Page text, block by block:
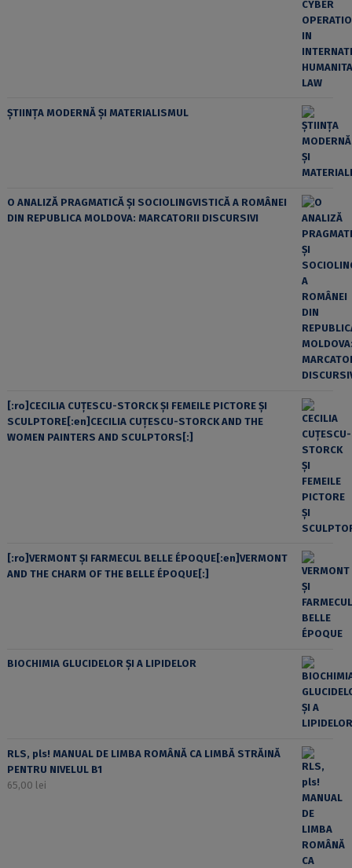
ȘTIINȚA MODERNĂ ȘI MATERIALISMUL
O ANALIZĂ PRAGMATICĂ ȘI SOCIOLINGVISTICĂ A ROMÂNEI
DIN REPUBLICA MOLDOVA: MARCATORII DISCURSIVI
[:ro]CECILIA CUŢESCU-STORCK ŞI FEMEILE PICTORE ŞI
SCULPTORE[:en]CECILIA CUŢESCU-STORCK AND THE
WOMEN PAINTERS AND SCULPTORS[:]
[:ro]VERMONT ȘI FARMECUL BELLE ÉPOQUE[:en]VERMONT
AND THE CHARM OF THE BELLE ÉPOQUE[:]
BIOCHIMIA GLUCIDELOR ȘI A LIPIDELOR
RLS, pls! MANUAL DE LIMBA ROMÂNĂ CA LIMBĂ STRĂINĂ
PENTRU NIVELUL B1
65,00 lei